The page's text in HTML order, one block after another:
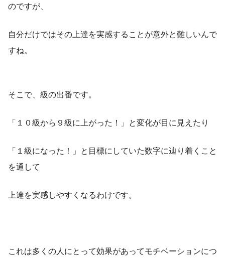
のですが、
自分だけではその上達を実感することが意外と難しいんで
すね。
そこで、級の出番です。
「１０級から９級に上がった！」と変化が目に見えたり
「１級になった！」と目標にしていた数字に辿り着くこと
を通して
上達を実感しやすくなるわけです。
これは多くの人にとって効果があってモチベーションにつ